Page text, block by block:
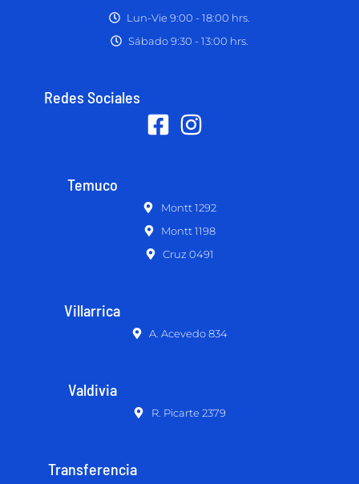
Lun-Vie 9:00 - 18:00 hrs.
Sábado 9:30 - 13:00 hrs.
Redes Sociales
Temuco
Montt 1292
Montt 1198
Cruz 0491
Villarrica
A. Acevedo 834
Valdivia
R. Picarte 2379
Transferencia